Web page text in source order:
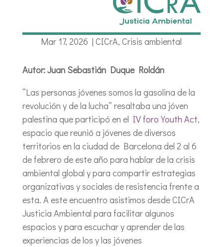
Mar 17, 2026 |CICrA,Crisis ambiental
Autor: Juan Sebastián Duque Roldán
“Las personas jóvenes somos la gasolina de la
revolución y de la lucha” resaltaba una jóven
palestina que participó en el IV foro Youth Act,
espacio que reunió a jóvenes de diversos
territorios en la ciudad de Barcelona del 2 al 6
de febrero de este año para hablar de la crisis
ambiental global y para compartir estrategias
organizativas y sociales de resistencia frente a
esta. A este encuentro asistimos desde CICrA
Justicia Ambiental para facilitar algunos
espacios y para escuchar y aprender de las
experiencias de los y las jóvenes